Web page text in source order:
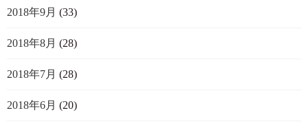
2018年9月 (33)
2018年8月 (28)
2018年7月 (28)
2018年6月 (20)